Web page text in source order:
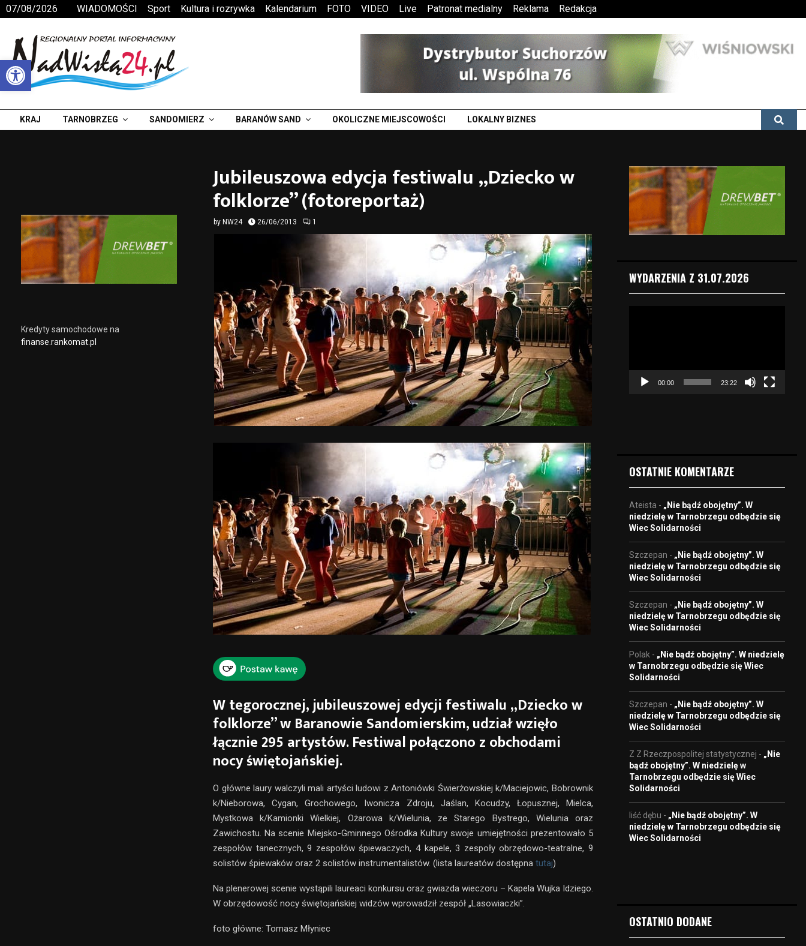
Otwórz pasek narzędzi
07/08/2026 WIADOMOŚCI Sport Kultura i rozrywka Kalendarium FOTO VIDEO Live Patronat medialny Reklama Redakcja
KRAJ TARNOBRZEG SANDOMIERZ BARANÓW SAND OKOLICZNE MIEJSCOWOŚCI LOKALNY BIZNES
Jubileuszowa edycja festiwalu „Dziecko w
folklorze” (fotoreportaż)
by NW24 26/06/2013 1
W tegorocznej, jubileuszowej edycji festiwalu „Dziecko w
folklorze” w Baranowie Sandomierskim, udział wzięło
łącznie 295 artystów. Festiwal połączono z obchodami
nocy świętojańskiej.
O główne laury walczyli mali artyści ludowi z Antoniówki Świerżowskiej k/Maciejowic, Bobrownik
k/Nieborowa, Cygan, Grochowego, Iwonicza Zdroju, Jaślan, Kocudzy, Łopusznej, Mielca,
Mystkowa k/Kamionki Wielkiej, Ożarowa k/Wielunia, ze Starego Bystrego, Wielunia oraz
Zawichostu. Na scenie Miejsko-Gminnego Ośrodka Kultury swoje umiejętności prezentowało 5
zespołów tanecznych, 9 zespołów śpiewaczych, 4 kapele, 3 zespoły obrzędowo-teatralne, 9
solistów śpiewaków oraz 2 solistów instrumentalistów. (lista laureatów dostępna tutaj)
Na plenerowej scenie wystąpili laureaci konkursu oraz gwiazda wieczoru – Kapela Wujka Idziego.
W obrzędowość nocy świętojańskiej widzów wprowadził zespół „Lasowiaczki”.
foto główne: Tomasz Młyniec
Kredyty samochodowe na
finanse.rankomat.pl
WYDARZENIA Z 31.07.2026
e
o
00:00 23:22
OSTATNIE KOMENTARZE
Ateista - „Nie bądź obojętny”. W
niedzielę w Tarnobrzegu odbędzie się
Wiec Solidarności
Szczepan - „Nie bądź obojętny”. W
niedzielę w Tarnobrzegu odbędzie się
Wiec Solidarności
Szczepan - „Nie bądź obojętny”. W
niedzielę w Tarnobrzegu odbędzie się
Wiec Solidarności
Polak - „Nie bądź obojętny”. W niedzielę
w Tarnobrzegu odbędzie się Wiec
Solidarności
Szczepan - „Nie bądź obojętny”. W
niedzielę w Tarnobrzegu odbędzie się
Wiec Solidarności
Z Z Rzeczpospolitej statystycznej - „Nie
bądź obojętny”. W niedzielę w
Tarnobrzegu odbędzie się Wiec
Solidarności
liść dębu - „Nie bądź obojętny”. W
niedzielę w Tarnobrzegu odbędzie się
Wiec Solidarności
OSTATNIO DODANE